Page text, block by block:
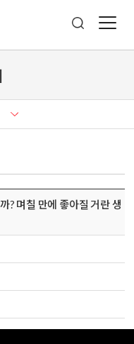
? 며칠 만에 좋아질 거란 생